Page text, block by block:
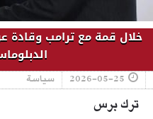
خلال قمة مع ترامب وقادة
2026-05-25 سياسة
ترك برس